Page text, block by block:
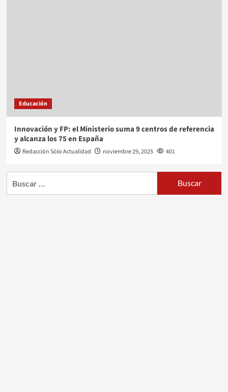
Educación
Innovación y FP: el Ministerio suma 9 centros de referencia
y alcanza los 75 en España
Redacción Sólo Actualidad noviembre 29, 2025 401